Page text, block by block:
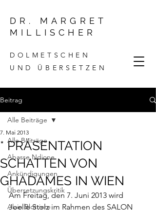
DR. MARGRET
MILLISCHER
DOLMETSCHEN
UND ÜBERSETZEN
Beitrag
Alle Beiträge
Abasse Ndione
Ankündigungen
Übersetzungskritik
Alain Blottiere
Alle Beiträge
* PRÄSENTATION
SCHATTEN VON
GHADAMES IN WIEN
7. Mai 2013
Am Freitag, den 7. Juni 2013 wird
Joelle Stolz im Rahmen des SALON